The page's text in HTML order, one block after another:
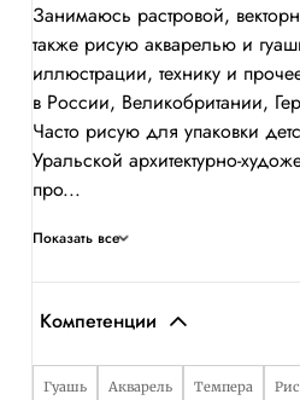
Занимаюсь растровой,
также рисую акварелью и
иллюстрации, технику и
в России, Великобритании,
Часто рисую для упаковки
Уральской архитектурно-
про...
Показать все
Компетенции
Гуашь Акварель Темпера